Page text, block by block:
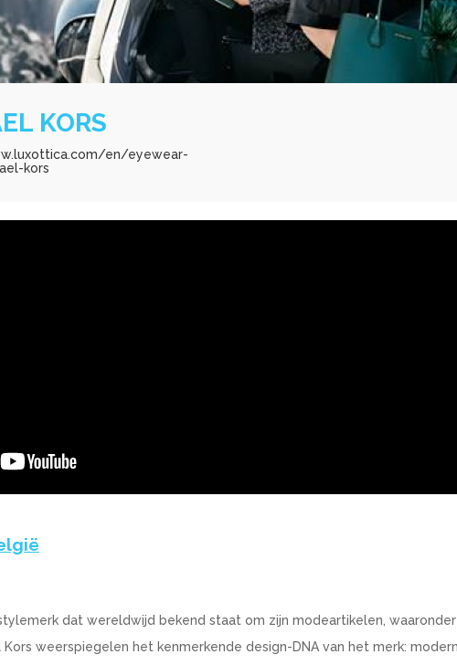
KORS
en/eyewear-
kors
dat wereldwijd bekend staat om zijn modeartikelen,
weerspiegelen het kenmerkende design-DNA van het merk: